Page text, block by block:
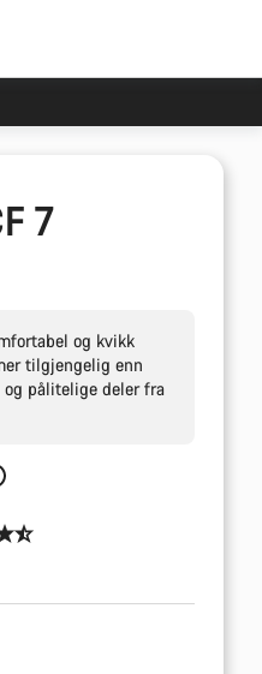
7
og kvikk
tilgjengelig enn
og pålitelige deler fra